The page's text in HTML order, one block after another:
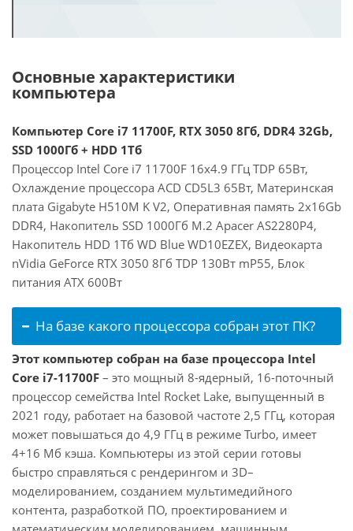
Основные характеристики
компьютера
Компьютер Core i7 11700F, RTX 3050 8Гб, DDR4 32Gb,
SSD 1000Гб + HDD 1Тб
Процессор Intel Core i7 11700F 16x4.9 ГГц TDP 65Вт,
Охлаждение процессора ACD CD5L3 65Вт, Материнская
плата Gigabyte H510M K V2, Оперативная память 2x16Gb
DDR4, Накопитель SSD 1000Гб M.2 Apacer AS2280P4,
Накопитель HDD 1Тб WD Blue WD10EZEX, Видеокарта
nVidia GeForce RTX 3050 8Гб TDP 130Вт mP55, Блок
питания ATX 600Вт
На базе какого процессора собран этот ПК?
Этот компьютер собран на базе процессора Intel
Core i7-11700F – это мощный 8-ядерный, 16-поточный
процессор семейства Intel Rocket Lake, выпущенный в
2021 году, работает на базовой частоте 2,5 ГГц, которая
может повышаться до 4,9 ГГц в режиме Turbo, имеет
4+16 Мб кэша. Компьютеры из этой серии готовы
быстро справляться с рендерингом и 3D–
моделированием, созданием мультимедийного
контента, разработкой ПО, проектированием и